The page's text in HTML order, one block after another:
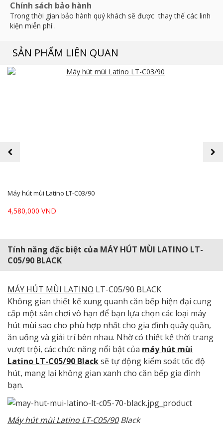
Chính sách bảo hành
Trong thời gian bảo hành quý khách sẽ được thay thế các linh
kiện miễn phí .
SẢN PHẨM LIÊN QUAN
Máy hút mùi Latino LT-C03/90
4,580,000 VND
prev next
Tính năng đặc biệt của MÁY HÚT MÙI LATINO LT-
C05/90 BLACK
MÁY HÚT MÙI LATINO LT-C05/90 BLACK
Không gian thiết kế xung quanh căn bếp hiện đại cung
cấp một sân chơi vô hạn để bạn lựa chọn các loại máy
hút mùi sao cho phù hợp nhất cho gia đình quây quần,
ăn uống và giải trí bên nhau. Nhờ có thiết kế thời trang
vượt trội, các chức năng nổi bật của máy hút mùi
Latino LT-C05/90 Blacksẽ tự động kiểm soát tốc độ
hút, mang lại không gian xanh cho căn bếp gia đình
bạn.
Máy hút mùi Latino LT-C05/90Black